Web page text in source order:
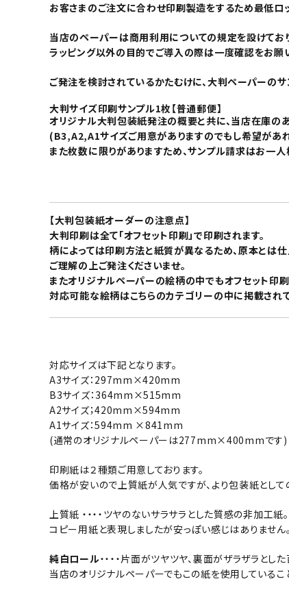
お客さまのご注文に合わせ印刷製造をするため最低ロ
当店のペーパーは商用利用についての規定を設けてお
ラッピング以外の目的でご導入の際は一度確認をお願
ご発注を検討されているかたむけに、大判ペーパーのサ
大判サイズ印刷サンプル1枚【普通郵便】
オリジナル大判包装紙発注の概要と共に、当店在庫の
(B3,A2,A1サイズご用意がありますのでもし希望があ
また枚数に限りがありますため、サンプル請求はお一人
【大判包装紙オーダーの注意点】
大判印刷は全て「オフセット印刷」で印刷されます。
柄によっては印刷方法と紙質が異なるため、原本とは
ご理解の上ご発注くださいませ。
またオリジナルペーパーの絵柄の中でもオフセット印
対応可能な絵柄はこちらのカテゴリーの中に掲載され
対応サイズは下記となります。
A3サイズ：297mm×420mm
B3サイズ：364mm×515mm
A2サイズ；420mm×594mm
A1サイズ：594mm ×841mm
(通常のオリジナルペーパーは277mm×400mmです)
印刷紙は２種類ご用意しております。
価格が安いので上質紙が人気ですが、より包装紙とし
上質紙 ・・・・ツヤのないサラサラとした質感の非加工
コピー用紙と表現しましたが安っぽい感じはありません
純白ロール・・・・片面がツヤツヤ、裏面がザラザラと
当店のオリジナルペーパーでもこの紙を使用している